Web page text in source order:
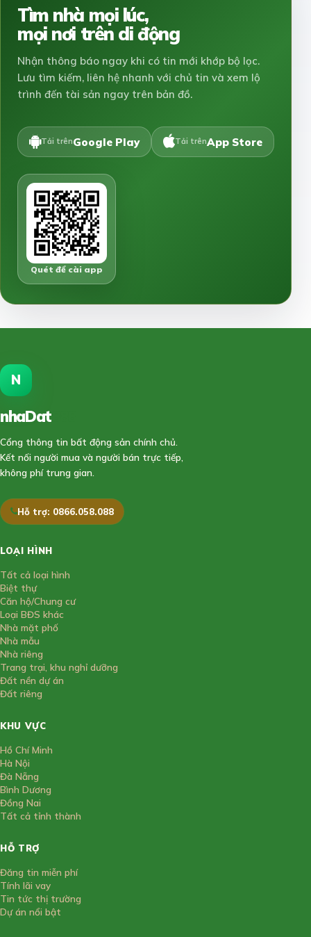
Tìm nhà mọi lúc,
mọi nơi trên di động
Nhận thông báo ngay khi có tin mới khớp bộ lọc.
Lưu tìm kiếm, liên hệ nhanh với chủ tin và xem lộ
trình đến tài sản ngay trên bản đồ.
Tải trênGoogle Play Tải trênApp Store
Quét để cài app
N
nhaDat
Cổng thông tin bất động sản chính chủ.
Kết nối người mua và người bán trực tiếp,
không phí trung gian.
Hỗ trợ: 0866.058.088
LOẠI HÌNH
Tất cả loại hình
Biệt thự
Căn hộ/Chung cư
Loại BĐS khác
Nhà mặt phố
Nhà mẫu
Nhà riêng
Trang trại, khu nghỉ dưỡng
Đất nền dự án
Đất riêng
KHU VỰC
Hồ Chí Minh
Hà Nội
Đà Nẵng
Bình Dương
Đồng Nai
Tất cả tỉnh thành
HỖ TRỢ
Đăng tin miễn phí
Tính lãi vay
Tin tức thị trường
Dự án nổi bật